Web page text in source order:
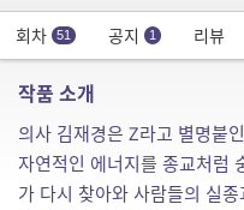
회차 51 공지 1 리뷰
작품 소개
의사 김재경은 Z라고 별명붙
자연적인 에너지를 종교처럼
가 다시 찾아와 사람들의 실